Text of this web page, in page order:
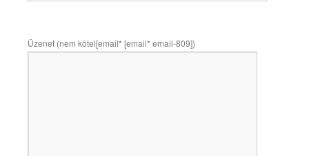
Üzenet (nem kötel[email* [email* email-809])